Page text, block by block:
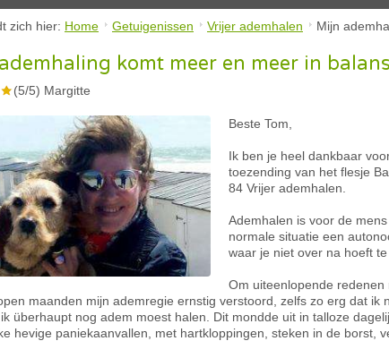
zich hier: Home Getuigenissen Vrijer ademhalen Mijn
komt meer en meer in balans
(5/5) Margitte
Beste Tom,
Ik ben je heel dankbaar
toezending van het flesje
84 Vrijer ademhalen.
Ademhalen is voor de
normale situatie een
waar je niet over na hoeft te
Om uiteenlopende redenen
maanden mijn ademregie ernstig verstoord, zelfs zo erg dat ik
überhaupt nog adem moest halen. Dit mondde uit in talloze
hevige paniekaanvallen, met hartkloppingen, steken in de borst,